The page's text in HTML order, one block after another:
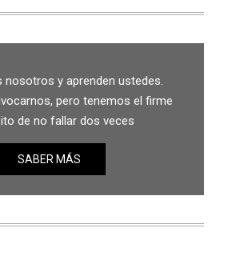
nosotros y aprenden ustedes.
pero tenemos el firme
de no fallar dos veces
SABER MÁS